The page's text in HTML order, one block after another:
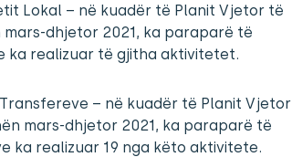
Lokal – në kuadër të Planit Vjetor të
dhjetor 2021, ka paraparë të
ka realizuar të gjitha aktivitetet.
– në kuadër të Planit Vjetor
mars-dhjetor 2021, ka paraparë të
ka realizuar 19 nga këto aktivitete.